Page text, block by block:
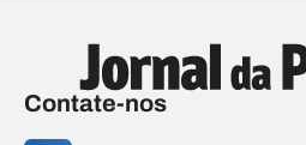
Contate-nos